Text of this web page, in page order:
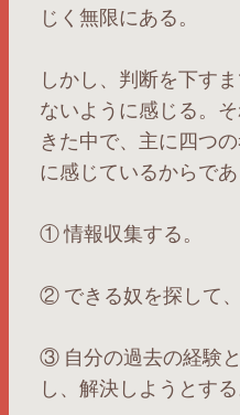
じく無限にある。
しかし、判断を下す
ないように感じる。
きた中で、主に四つ
に感じているからであ
① 情報収集する。
② できる奴を探して
③ 自分の過去の経験
し、解決しようとする